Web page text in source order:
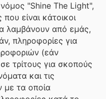
"Shine The Light",
είναι κάτοικοι
λαμβάνουν από εμάς,
πληροφορίες για
(εάν
τρίτους για σκοπούς
και τις
με τα οποία